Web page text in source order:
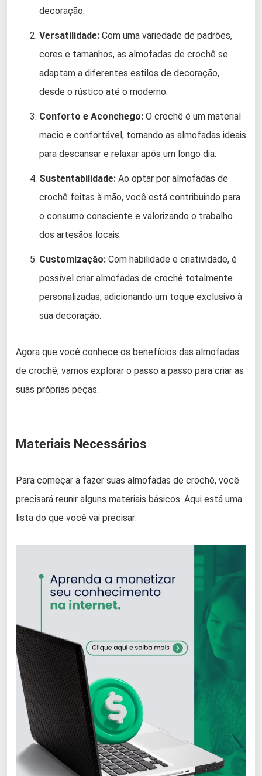
decoração.
Versatilidade: Com uma variedade de padrões,
cores e tamanhos, as almofadas de crochê se
adaptam a diferentes estilos de decoração,
desde o rústico até o moderno.
Conforto e Aconchego: O crochê é um material
macio e confortável, tornando as almofadas ideais
para descansar e relaxar após um longo dia.
Sustentabilidade: Ao optar por almofadas de
crochê feitas à mão, você está contribuindo para
o consumo consciente e valorizando o trabalho
dos artesãos locais.
Customização: Com habilidade e criatividade, é
possível criar almofadas de crochê totalmente
personalizadas, adicionando um toque exclusivo à
sua decoração.
Agora que você conhece os benefícios das almofadas
de crochê, vamos explorar o passo a passo para criar as
suas próprias peças.
Materiais Necessários
Para começar a fazer suas almofadas de crochê, você
precisará reunir alguns materiais básicos. Aqui está uma
lista do que você vai precisar: